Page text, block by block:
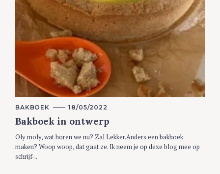
C
T
E
G
O
R
E
BAKBOEK 18/05/2022
Bakboek in ontwerp
Oly moly, wat horen we nu? Zal Lekker.Anders een bakboek
maken? Woop woop, dat gaat ze. Ik neem je op deze blog mee op
schrijf-..